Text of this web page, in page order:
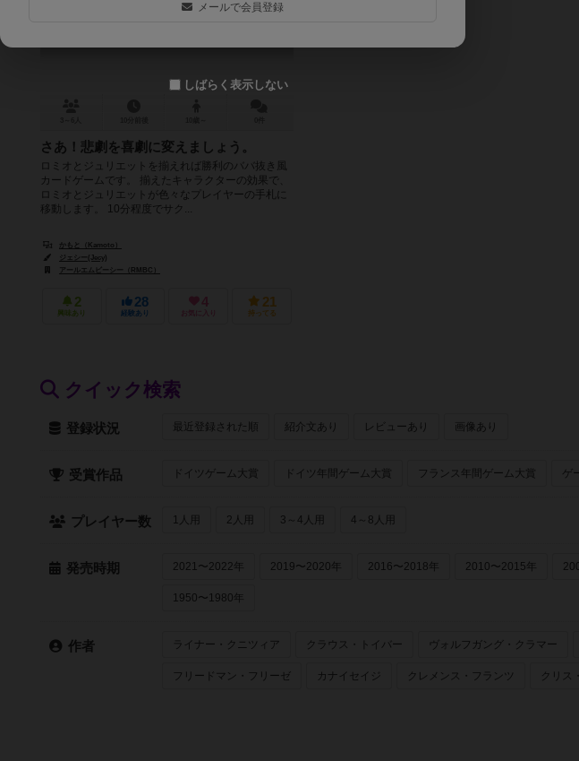
5.9
さあ！悲劇を喜劇に変えましょう。
ロミオとジュリエットを揃えれば勝利のババ抜き風
カードゲームです。 揃えたキャラクターの効果で、
ロミオとジュリエットが色々なプレイヤーの手札に
移動します。 10分程度でサク...
かもと（Kamoto）
ジェシー(Jecy)
アールエムビーシー（RMBC）
2
興味あり
28
経験あり
4
お気に入り
21
持ってる
クイック検索
登録状況 最近登録された順 紹介文あり レビューあり 画像あり
受賞作品 ドイツゲーム大賞 ドイツ年間ゲーム大賞 フランス年間ゲーム大賞 ゲ
プレイヤー数 1人用 2人用 3～4人用 4～8人用
発売時期 2021〜2022年 2019〜2020年 2016〜2018年 2010〜2015年
1950〜1980年
作者 ライナー・クニツィア クラウス・トイバー ヴォルフガング・クラマー
フリードマン・フリーゼ カナイセイジ クレメンス・フランツ クリス
メールで会員登録
しばらく表示しない